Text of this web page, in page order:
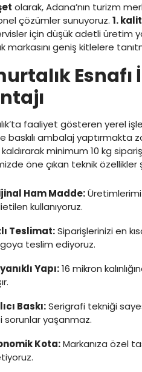
olarak, Adana’nın turizm
çözümler sunuyoruz. 1.
için düşük adetli üretim
markasını geniş kitlelere
Esnafı
faaliyet gösteren yerel
baskılı ambalaj yaptırmakta
minimum 10 kg
öne çıkan teknik özellikler
Ham Madde:
kullanıyoruz.
Teslimat:Siparişlerinizi en
teslim ediyoruz.
Yapı:16 mikron
Baskı:Serigrafi tekniği
sorunlar yaşanmaz.
Kota:Markanıza özel